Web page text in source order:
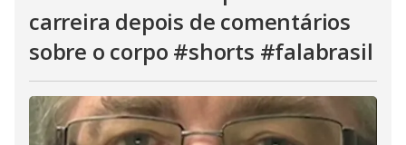
carreira depois de comentários
sobre o corpo #shorts #falabrasil